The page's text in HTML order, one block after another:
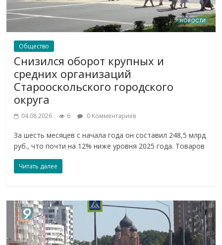
Общество
Снизился оборот крупных и
средних организаций
Старооскольского городского
округа
04.08.2026 6 0 Комментариев
За шесть месяцев с начала года он составил 248,5 млрд
руб., что почти на 12% ниже уровня 2025 года. Товаров
Читать далее